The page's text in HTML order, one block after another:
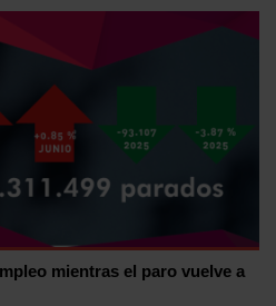
mientras el paro vuelve a